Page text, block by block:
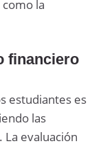
la
financiero
estudiantes es
las
evaluación